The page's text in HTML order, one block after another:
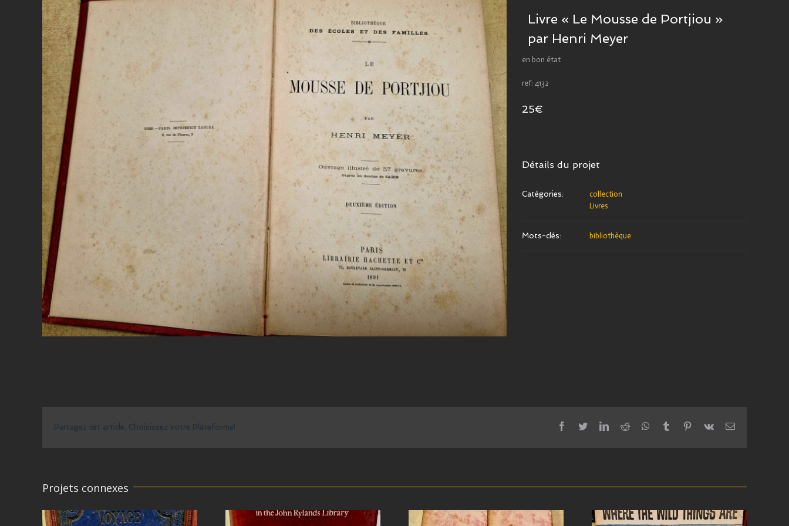
Livre « Le Mousse de Portjiou »
par Henri Meyer
en bon état
ref: 4132
25€
Détails du projet
Catégories:
collection
Livres
Mots-clés: bibliothèque
Partagez cet article, Choisissez votre Plateforme! facebook
twitterlinkedinreddit whatsapptumblr pinterest
vk Email
Projets connexes